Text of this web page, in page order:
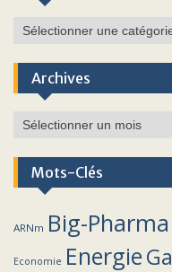
Catégories
Archives
Archives
Mots-Clés
ARNm Big-Pharma
Economie Energie